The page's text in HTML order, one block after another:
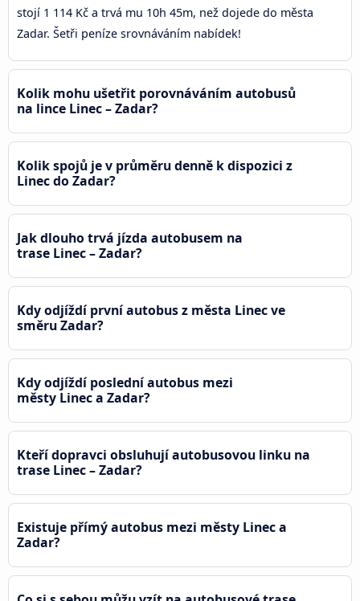
stojí 1 114 Kč a trvá mu 10h 45m, než dojede do města
Zadar. Šetři peníze srovnáváním nabídek!
Kolik mohu ušetřit porovnáváním autobusů
na lince Linec – Zadar?
Kolik spojů je v průměru denně k dispozici z
Linec do Zadar?
Jak dlouho trvá jízda autobusem na
trase Linec – Zadar?
Kdy odjíždí první autobus z města Linec ve
směru Zadar?
Kdy odjíždí poslední autobus mezi
městy Linec a Zadar?
Kteří dopravci obsluhují autobusovou linku na
trase Linec – Zadar?
Existuje přímý autobus mezi městy Linec a
Zadar?